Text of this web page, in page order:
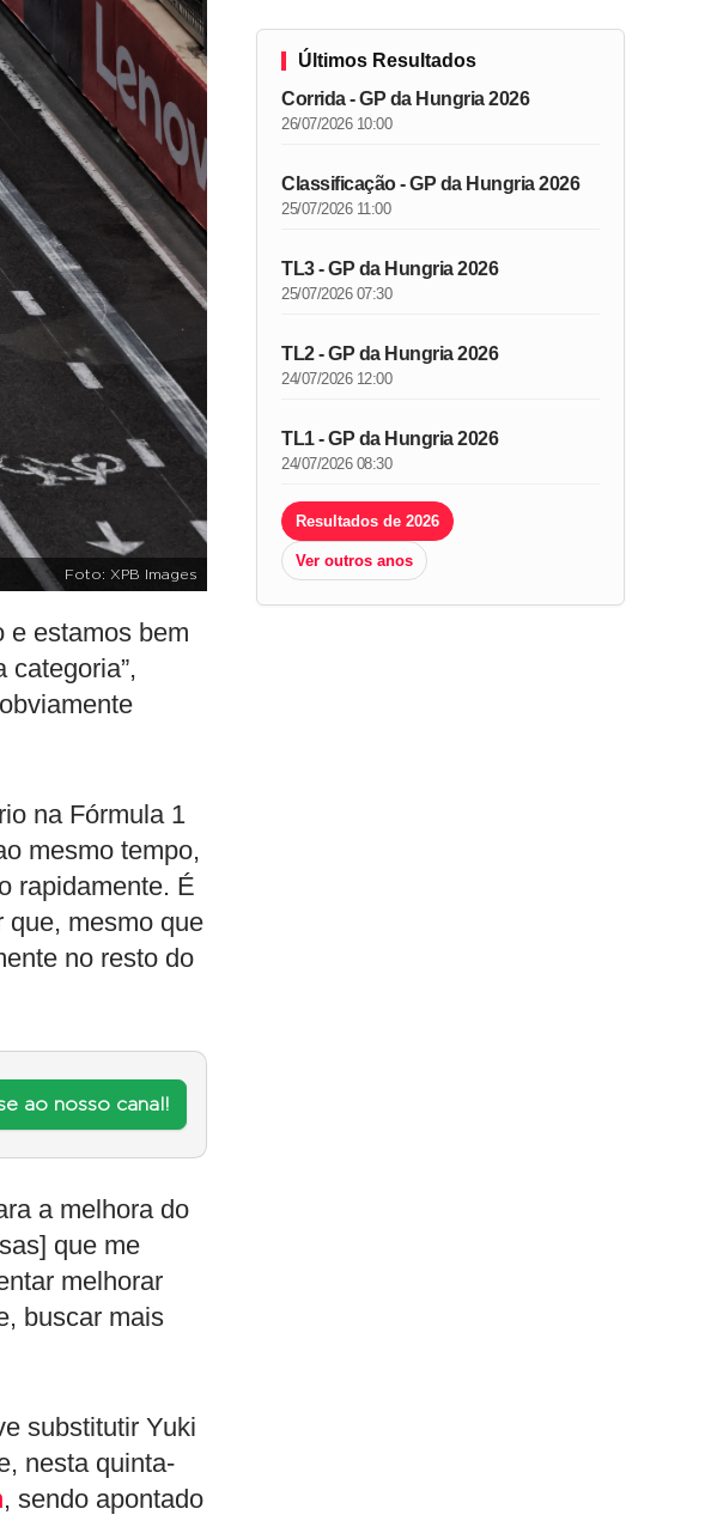
Foto: XPB Images
e estamos bem
categoria”,
na Fórmula 1
mesmo tempo,
rapidamente. É
que, mesmo que
no resto do
ao nosso canal!
a melhora do
que me
melhorar
buscar mais
substitutir Yuki
nesta quinta-
, sendo apontado
Últimos Resultados
Corrida - GP da Hungria 2026
26/07/2026 10:00
Classificação - GP da Hungria 2026
25/07/2026 11:00
TL3 - GP da Hungria 2026
25/07/2026 07:30
TL2 - GP da Hungria 2026
24/07/2026 12:00
TL1 - GP da Hungria 2026
24/07/2026 08:30
Resultados de 2026
Ver outros anos